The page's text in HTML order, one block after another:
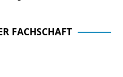
FACHSCHAFT